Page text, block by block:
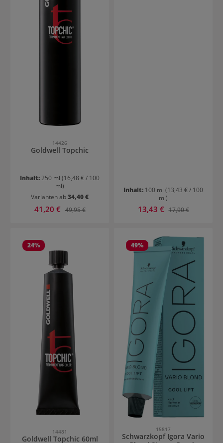
14426
Goldwell Topchic
Inhalt:250 ml (16,48 € / 100
ml)
Varianten ab34,40 €
Verkaufspreis:
41,20 € Regulärer Preis:
49,95 €
Inhalt: 100 ml (13,43 € / 100
ml)
Verkaufspreis:
13,43 € Regulärer Preis:
17,90 €
24%
14481
Goldwell Topchic 60ml
49%
15817
Schwarzkopf Igora Vario